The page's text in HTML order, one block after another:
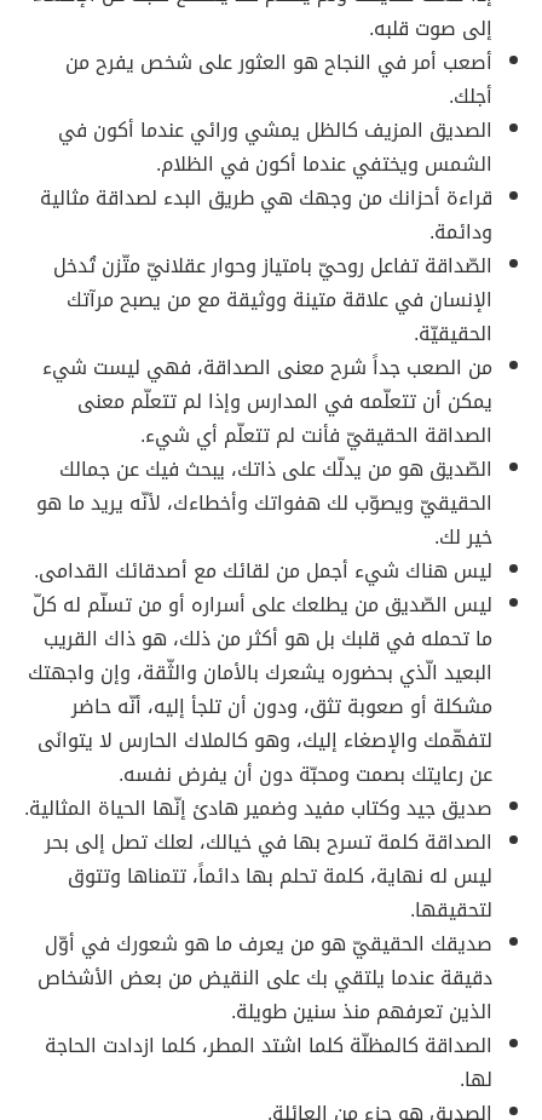
إلى صوت قلبه.
أصعب أمر في النجاح هو العثور على شخص يفرح من
أجلك.
الصديق المزيف كالظل يمشي ورائي عندما أكون في
الشمس ويختفي عندما أكون في الظلام.
قراءة أحزانك من وجهك هي طريق البدء لصداقة مثالية
ودائمة.
الصّداقة تفاعل روحيّ بامتياز وحوار عقلانيّ متّزن تُدخل
الإنسان في علاقة متينة ووثيقة مع من يصبح مرآتك
الحقيقيّة.
من الصعب جداً شرح معنى الصداقة، فهي ليست شيء
يمكن أن تتعلّمه في المدارس وإذا لم تتعلّم معنى
الصداقة الحقيقيّ فأنت لم تتعلّم أي شيء.
الصّديق هو من يدلّك على ذاتك، يبحث فيك عن جمالك
الحقيقيّ ويصوّب لك هفواتك وأخطاءك، لأنّه يريد ما هو
خير لك.
ليس هناك شيء أجمل من لقائك مع أصدقائك القدامى.
ليس الصّديق من يطلعك على أسراره أو من تسلّم له كلّ
ما تحمله في قلبك بل هو أكثر من ذلك، هو ذاك القريب
البعيد الّذي بحضوره يشعرك بالأمان والثّقة، وإن واجهتك
مشكلة أو صعوبة تثق، ودون أن تلجأ إليه، أنّه حاضر
لتفهّمك والإصغاء إليك، وهو كالملاك الحارس لا يتوانَى
عن رعايتك بصمت ومحبّة دون أن يفرض نفسه.
صديق جيد وكتاب مفيد وضمير هادئ إنّها الحياة المثالية.
الصداقة كلمة تسرح بها في خيالك، لعلك تصل إلى بحر
ليس له نهاية، كلمة تحلم بها دائماً، تتمناها وتتوق
لتحقيقها.
صديقك الحقيقيّ هو من يعرف ما هو شعورك في أوّل
دقيقة عندما يلتقي بك على النقيض من بعض الأشخاص
الذين تعرفهم منذ سنين طويلة.
الصداقة كالمظلّة كلما اشتد المطر، كلما ازدادت الحاجة
لها.